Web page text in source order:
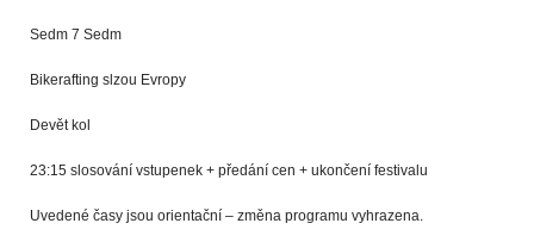
Sedm 7 Sedm
Bikerafting slzou Evropy
Devět kol
23:15 slosování vstupenek + předání cen + ukončení festivalu
Uvedené časy jsou orientační – změna programu vyhrazena.